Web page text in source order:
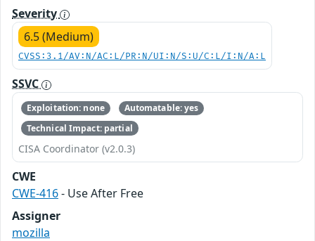
Severity
6.5 (Medium)
CVSS:3.1/AV:N/AC:L/PR:N/UI:N/S:U/C:L/I:N/A:L
SSVC
Exploitation: none
Automatable: yes
Technical Impact: partial
CISA Coordinator (v2.0.3)
CWE
CWE-416- Use After Free
Assigner
mozilla